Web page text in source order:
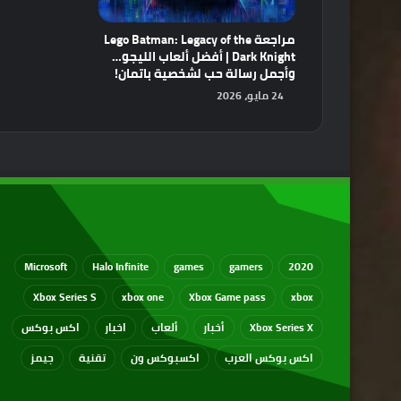
مراجعة Lego Batman: Legacy of the
Dark Knight | أفضل ألعاب الليجو…
وأجمل رسالة حب لشخصية باتمان!
24 مايو، 2026
2020
gamers
games
Halo Infinite
Microsoft
xbox
Xbox Game pass
xbox one
Xbox Series S
Xbox Series X
أخبار ألعاب اخبار
اكس بوكس
اكس بوكس العرب
اكسبوكس ون تقنية جيمز